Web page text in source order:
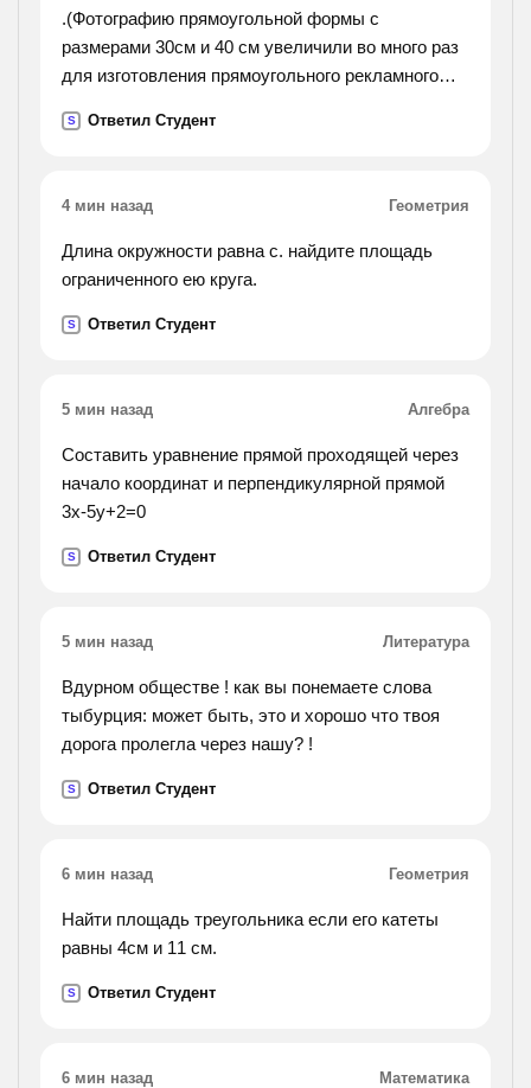
.(Фотографию прямоугольной формы с
размерами 30см и 40 см увеличили во много раз
для изготовления прямоугольного рекламного
ширина?).
S Ответил Студент
4 мин назад Геометрия
Длина окружности равна с. найдите площадь
ограниченного ею круга.
S Ответил Студент
5 мин назад Алгебра
Cоставить уравнение прямой проходящей через
начало координат и перпендикулярной прямой
3х-5у+2=0
S Ответил Студент
5 мин назад Литература
Вдурном обществе ! как вы понемаете слова
тыбурция: может быть, это и хорошо что твоя
дорога пролегла через нашу? !
S Ответил Студент
6 мин назад Геометрия
Найти площадь треугольника если его катеты
равны 4см и 11 см.
S Ответил Студент
6 мин назад Математика